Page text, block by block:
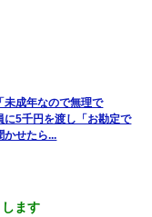
私「理由を聞いても
困っってる」旦那
未成年なので無理で
に5千円を渡し「お勘定で
かせたら...
ます